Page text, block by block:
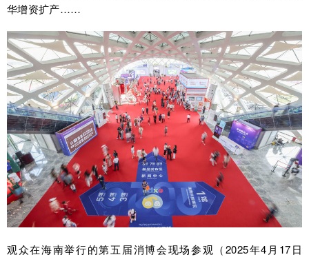
华增资扩产……
观众在海南举行的第五届消博会现场参观（2025年4月17日